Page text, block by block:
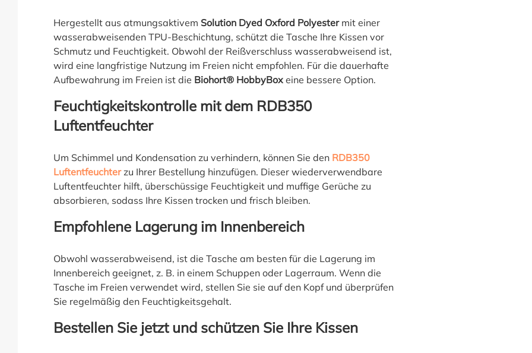
Hergestellt aus atmungsaktivem Solution Dyed Oxford Polyestermit einer
wasserabweisenden TPU-Beschichtung, schützt die Tasche Ihre Kissen vor
Schmutz und Feuchtigkeit. Obwohl der Reißverschluss wasserabweisend ist,
wird eine langfristige Nutzung im Freien nicht empfohlen. Für die dauerhafte
Aufbewahrung im Freien ist die Biohort® HobbyBox eine bessere Option.
Feuchtigkeitskontrolle mit dem RDB350
Luftentfeuchter
Um Schimmel und Kondensation zu verhindern, können Sie den RDB350
Luftentfeuchterzu Ihrer Bestellung hinzufügen. Dieser wiederverwendbare
Luftentfeuchter hilft, überschüssige Feuchtigkeit und muffige Gerüche zu
absorbieren, sodass Ihre Kissen trocken und frisch bleiben.
Empfohlene Lagerung im Innenbereich
Obwohl wasserabweisend, ist die Tasche am besten für die Lagerung im
Innenbereich geeignet, z. B. in einem Schuppen oder Lagerraum. Wenn die
Tasche im Freien verwendet wird, stellen Sie sie auf den Kopf und überprüfen
Sie regelmäßig den Feuchtigkeitsgehalt.
Bestellen Sie jetzt und schützen Sie Ihre Kissen